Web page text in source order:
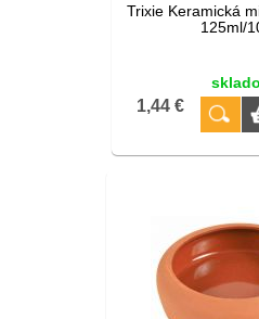
Trixie Keramická
125ml/
1,44 €